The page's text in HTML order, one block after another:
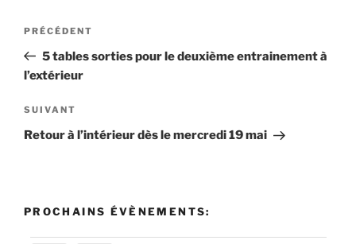
Navigation
l’article
Article
précédent
PRÉCÉDENT
5 tables sorties pour le deuxième entrainement à
l’extérieur
Article
suivant
SUIVANT
Retour à l’intérieur dès le mercredi 19 mai
PROCHAINS ÉVÈNEMENTS: